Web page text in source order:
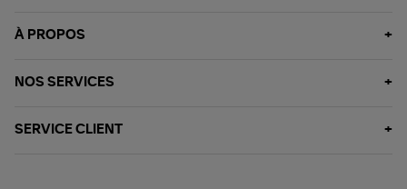
À PROPOS
NOS SERVICES
SERVICE CLIENT